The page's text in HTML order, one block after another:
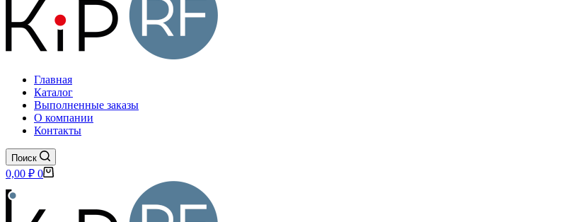
Главная
Каталог
Выполненные заказы
О компании
Контакты
Поиск
Корзина
0,00 ₽ 0